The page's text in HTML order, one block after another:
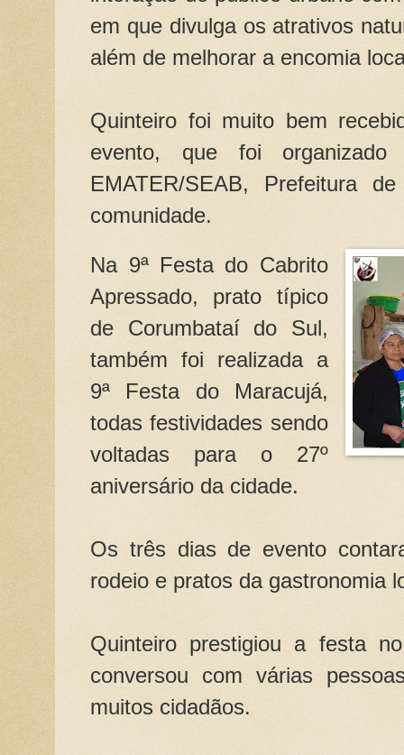
em que divulga os atrativos
além de melhorar a encomia
Quinteiro foi muito bem
evento, que foi
EMATER/SEAB, Prefeitura
comunidade.
Na 9ª Festa do Cabrito
Apressado, prato típico
de Corumbataí do Sul,
também foi realizada a
9ª Festa do Maracujá,
todas festividades sendo
voltadas para o 27º
aniversário da cidade.
Os três dias de evento
rodeio e pratos da gastronomia
Quinteiro prestigiou a festa
conversou com várias
muitos cidadãos.